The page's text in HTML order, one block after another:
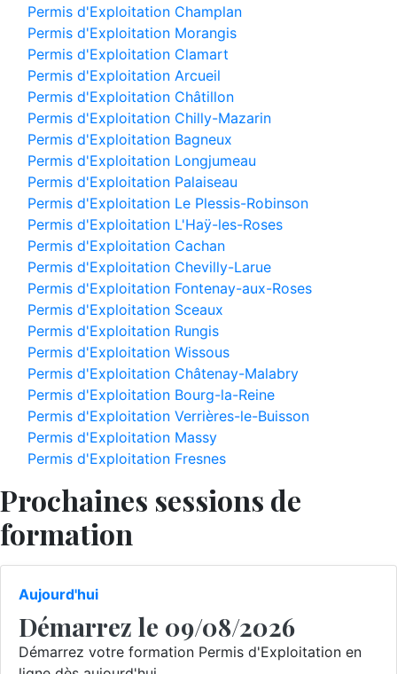
Permis d'Exploitation Champlan
Permis d'Exploitation Morangis
Permis d'Exploitation Clamart
Permis d'Exploitation Arcueil
Permis d'Exploitation Châtillon
Permis d'Exploitation Chilly-Mazarin
Permis d'Exploitation Bagneux
Permis d'Exploitation Longjumeau
Permis d'Exploitation Palaiseau
Permis d'Exploitation Le Plessis-Robinson
Permis d'Exploitation L'Haÿ-les-Roses
Permis d'Exploitation Cachan
Permis d'Exploitation Chevilly-Larue
Permis d'Exploitation Fontenay-aux-Roses
Permis d'Exploitation Sceaux
Permis d'Exploitation Rungis
Permis d'Exploitation Wissous
Permis d'Exploitation Châtenay-Malabry
Permis d'Exploitation Bourg-la-Reine
Permis d'Exploitation Verrières-le-Buisson
Permis d'Exploitation Massy
Permis d'Exploitation Fresnes
Prochaines sessions de
formation
Aujourd'hui
Démarrez le 09/08/2026
Démarrez votre formation Permis d'Exploitation en